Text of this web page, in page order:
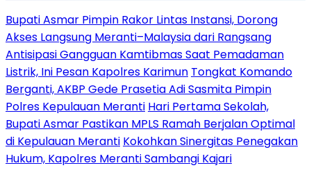
Bupati Asmar Pimpin Rakor Lintas Instansi, Dorong
Akses Langsung Meranti–Malaysia dari Rangsang
Antisipasi Gangguan Kamtibmas Saat Pemadaman
Listrik, Ini Pesan Kapolres Karimun Tongkat Komando
Berganti, AKBP Gede Prasetia Adi Sasmita Pimpin
Polres Kepulauan Meranti Hari Pertama Sekolah,
Bupati Asmar Pastikan MPLS Ramah Berjalan Optimal
di Kepulauan Meranti Kokohkan Sinergitas Penegakan
Hukum, Kapolres Meranti Sambangi Kajari